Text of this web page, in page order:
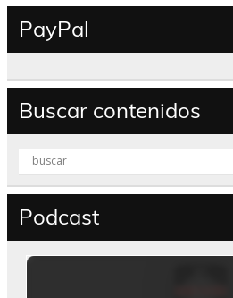
PayPal
Buscar contenidos
Podcast